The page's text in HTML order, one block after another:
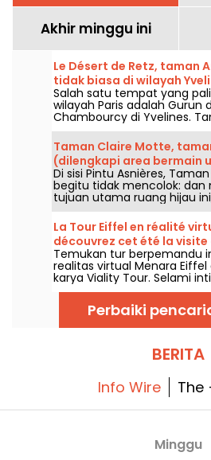
Akhir minggu ini
Le Désert de Retz, taman
tidak biasa di wilayah
Salah satu tempat yang
wilayah Paris adalah Gurun
Chambourcy di Yvelines.
abad ke-18 ini adalah salah
taman yang masih
keadaan aslinya. Tempat
ini, yang pernah dikunjungi
terkenal seperti Marie-
Thomas Jefferson,
bangunannya yang
akan senang menemukan
luar biasa yang
Taman Claire Motte,
(dilengkapi area bermain
anak), di 17e
Di sisi Pintu Asnières,
begitu tidak mencolok:
tujuan utama ruang hijau
tempat bagi orang-orang
ulang tenaga, benar-benar
La Tour Eiffel en réalité
découvrez cet été la visite
historique de Viality Tour
dalam realitas virtual:
berpemandu bersejarah
Temukan tur berpemandu
realitas virtual Menara Eiffel
karya Viality Tour. Selami
Mars dan hayati kembali
pembangunan hingga
Fer pada 1889. Versi baru
dari sebelumnya telah
promo khusus untuk Anda!
menghadapi suhu panas
Perbaiki
BERITA
Info Wire The
Minggu